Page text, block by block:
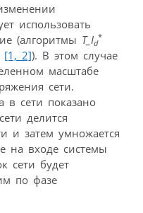
использовать
(алгоритмы T_Id
*
[1, 2]). В этом случае
масштабе
сети.
в сети показано
делится
и затем умножается
на входе системы
сети будет
по фазе